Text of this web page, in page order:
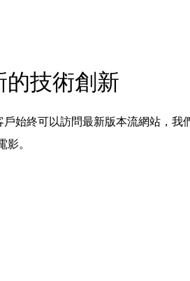
的技術創新
戶始終可以訪問最新版本流網站，我
影。